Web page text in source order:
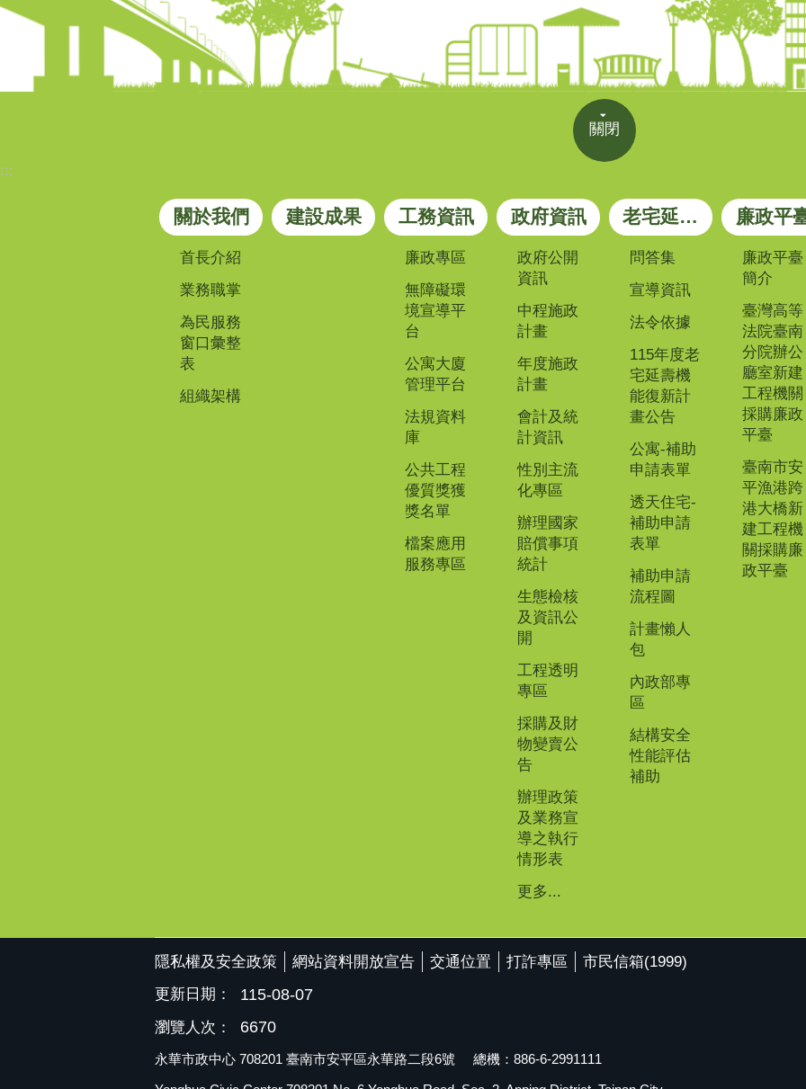
關閉
:::
關於我們
首長介紹
業務職掌
為民服務
窗口彙整
表
組織架構
建設成果 工務資訊
廉政專區
無障礙環
境宣導平
台
公寓大廈
管理平台
法規資料
庫
公共工程
優質獎獲
獎名單
檔案應用
服務專區
政府資訊
政府公開
資訊
中程施政
計畫
年度施政
計畫
會計及統
計資訊
性別主流
化專區
辦理國家
賠償事項
統計
生態檢核
及資訊公
開
工程透明
專區
採購及財
物變賣公
告
辦理政策
及業務宣
導之執行
情形表
更多...
老宅延壽專區
問答集
宣導資訊
法令依據
115年度老
宅延壽機
能復新計
畫公告
公寓-補助
申請表單
透天住宅-
補助申請
表單
補助申請
流程圖
計畫懶人
包
內政部專
區
結構安全
性能評估
補助
廉政平
廉政平臺
簡介
臺灣高等
法院臺南
分院辦公
廳室新建
工程機關
採購廉政
平臺
臺南市安
平漁港跨
港大橋新
建工程機
關採購廉
政平臺
隱私權及安全政策 網站資料開放宣告 交通位置 打詐專區
市民信箱(1999)
更新日期：
115-08-07
瀏覽人次： 6670
永華市政中心 708201 臺南市安平區永華路二段6號 總機：886-6-2991111